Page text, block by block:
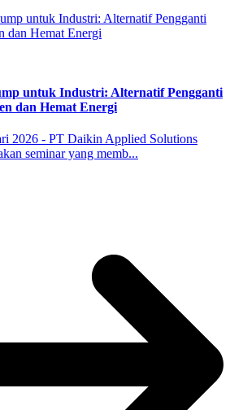
untuk Industri: Alternatif Pengganti
dan Hemat Energi
2026 - PT Daikin Applied Solutions
seminar yang memb...